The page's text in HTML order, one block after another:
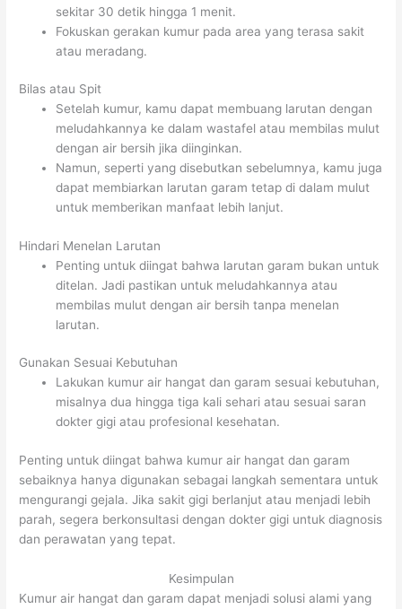
sekitar 30 detik hingga 1 menit.
Fokuskan gerakan kumur pada area yang terasa sakit
atau meradang.
Bilas atau Spit
Setelah kumur, kamu dapat membuang larutan dengan
meludahkannya ke dalam wastafel atau membilas mulut
dengan air bersih jika diinginkan.
Namun, seperti yang disebutkan sebelumnya, kamu juga
dapat membiarkan larutan garam tetap di dalam mulut
untuk memberikan manfaat lebih lanjut.
Hindari Menelan Larutan
Penting untuk diingat bahwa larutan garam bukan untuk
ditelan. Jadi pastikan untuk meludahkannya atau
membilas mulut dengan air bersih tanpa menelan
larutan.
Gunakan Sesuai Kebutuhan
Lakukan kumur air hangat dan garam sesuai kebutuhan,
misalnya dua hingga tiga kali sehari atau sesuai saran
dokter gigi atau profesional kesehatan.
Penting untuk diingat bahwa kumur air hangat dan garam
sebaiknya hanya digunakan sebagai langkah sementara untuk
mengurangi gejala. Jika sakit gigi berlanjut atau menjadi lebih
parah, segera berkonsultasi dengan dokter gigi untuk diagnosis
dan perawatan yang tepat.
Kesimpulan
Kumur air hangat dan garam dapat menjadi solusi alami yang